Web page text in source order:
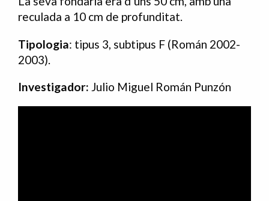
reculada a 10 cm de profunditat.
Tipologia: tipus 3, subtipus F (Román 2002-
2003).
Investigador: Julio Miguel Román Punzón